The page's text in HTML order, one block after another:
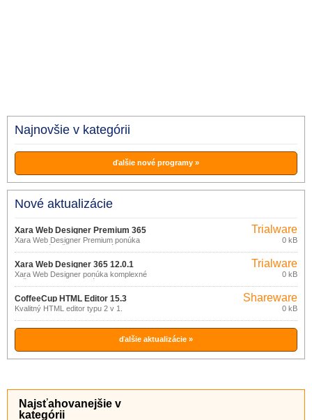
Najnovšie v kategórii
ďalšie nové programy »
Nové aktualizácie
Xara Web Designer Premium 365
12.4.0
Xara Web Designer Premium ponúka
komplexné riešenie pre ľahkú tvorbu
moderných, pútavých webových stránok
s pomocou šablón.
Trialware
0 kB
Xara Web Designer 365 12.0.1
Xara Web Designer ponúka komplexné
riešenie pre jednoduchú tvorbu
moderných, pútavých webových stránok
s pomocou šablón.
Trialware
0 kB
CoffeeCup HTML Editor 15.3
Kvalitný HTML editor typu 2 v 1.
Shareware
0 kB
ďalšie aktualizácie »
Najsťahovanejšie v
kategórii